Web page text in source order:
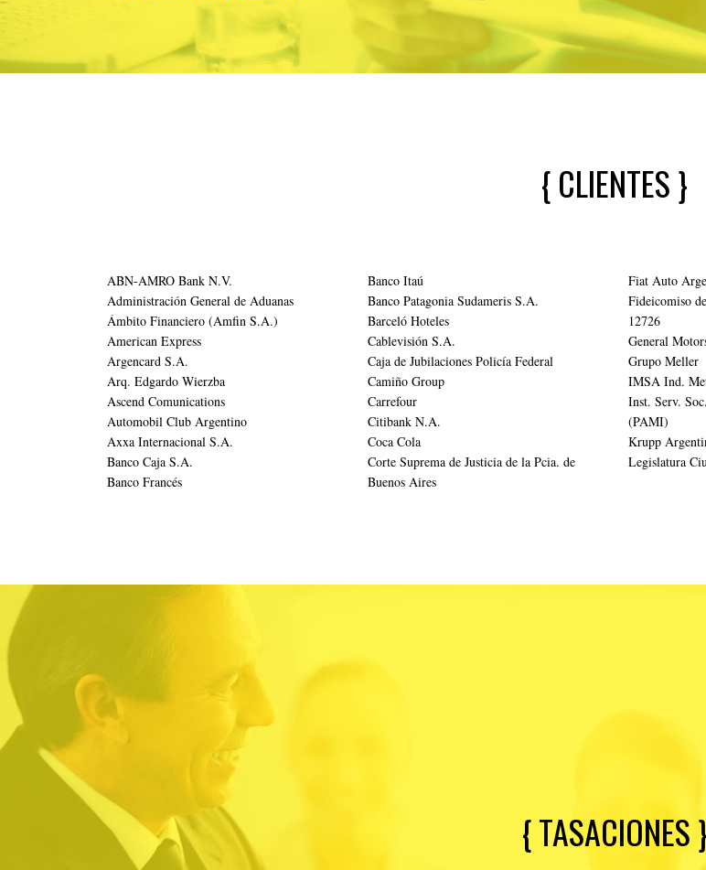
{ CLIENTES }
ABN-AMRO Bank N.V.
Administración General de Aduanas
Ámbito Financiero (Amfin S.A.)
American Express
Argencard S.A.
Arq. Edgardo Wierzba
Ascend Comunications
Automobil Club Argentino
Axxa Internacional S.A.
Banco Caja S.A.
Banco Francés
Banco Itaú
Banco Patagonia Sudameris S.A.
Barceló Hoteles
Cablevisión S.A.
Caja de Jubilaciones Policía Federal
Camiño Group
Carrefour
Citibank N.A.
Coca Cola
Corte Suprema de Justicia de la Pcia. de
Buenos Aires
Fiat Auto
Fideicomiso
12726
General
Grupo Meller
IMSA Ind.
Inst. Serv.
(PAMI)
Krupp
Legislatura
{ TASACIONES }